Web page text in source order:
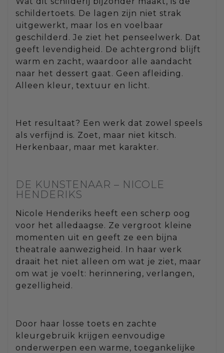
schildertoets. De lagen zijn niet strak
uitgewerkt, maar los en voelbaar
geschilderd. Je ziet het penseelwerk. Dat
geeft levendigheid. De achtergrond blijft
warm en zacht, waardoor alle aandacht
naar het dessert gaat. Geen afleiding.
Alleen kleur, textuur en licht.
Het resultaat? Een werk dat zowel speels
als verfijnd is. Zoet, maar niet kitsch.
Herkenbaar, maar met karakter.
DE KUNSTENAAR – NICOLE
HENDERIKS
Nicole Henderiks heeft een scherp oog
voor het alledaagse. Ze vergroot kleine
momenten uit en geeft ze een bijna
theatrale aanwezigheid. In haar werk
draait het niet alleen om wat je ziet, maar
om wat je voelt: herinnering, verlangen,
gezelligheid.
Door haar losse toets en zachte
kleurgebruik krijgen eenvoudige
onderwerpen een warme, toegankelijke